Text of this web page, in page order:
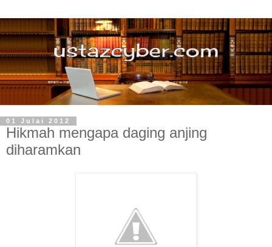
01 Julai 2012
Hikmah mengapa daging anjing
diharamkan